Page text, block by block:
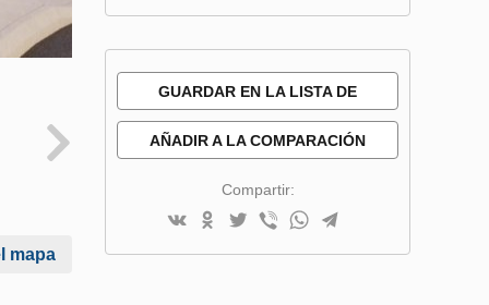
mapa
GUARDAR EN LA LISTA DE
AÑADIR A LA COMPARACIÓN
Compartir: